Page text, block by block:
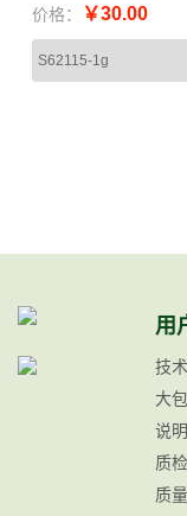
价格： ￥30.00
用
技
大
说
质
质